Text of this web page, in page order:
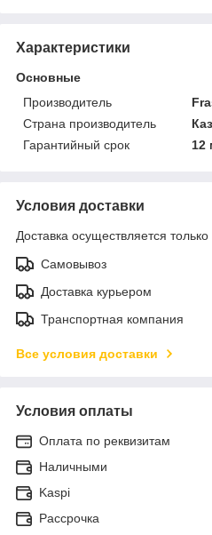
Характеристики
Основные
Производитель
Страна производитель
Гарантийный срок
12
Условия доставки
Доставка осуществляется
Самовывоз
Доставка курьером
Транспортная компания
Все условия доставки
Условия оплаты
Оплата по реквизитам
Наличными
Kaspi
Рассрочка